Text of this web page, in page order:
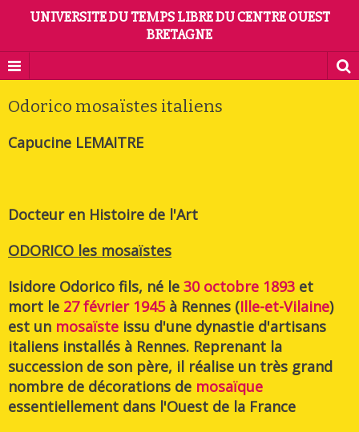
UNIVERSITE DU TEMPS LIBRE DU CENTRE OUEST
BRETAGNE
Odorico mosaïstes italiens
Capucine LEMAITRE
Docteur en Histoire de l'Art
ODORICO les mosaïstes
Isidore Odorico fils, né le 30 octobre 1893 et
mort le 27 février 1945à Rennes (Ille-et-Vilaine)
est un mosaïste issu d'une dynastie d'artisans
italiens installés à Rennes. Reprenant la
succession de son père, il réalise un très grand
nombre de décorations de mosaïque
essentiellement dans l'Ouest de la France